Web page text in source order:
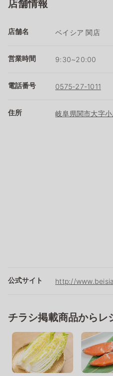
店舗情報
店舗名 ベイシア 関店
営業時間 9:30~20:00
電話番号 0575-27-1011
住所 岐阜県関市大字
公式サイト http://
チラシ掲載商品からレ